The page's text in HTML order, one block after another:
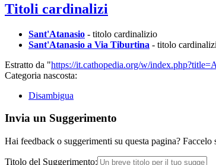
Titoli cardinalizi
Sant'Atanasio - titolo cardinalizio
Sant'Atanasio a Via Tiburtina - titolo
Estratto da "https://it.cathopedia.org/w/
Categoria nascosta:
Disambigua
Invia un Suggerimento
Hai feedback o suggerimenti su questa pagina?
Titolo del Suggerimento: